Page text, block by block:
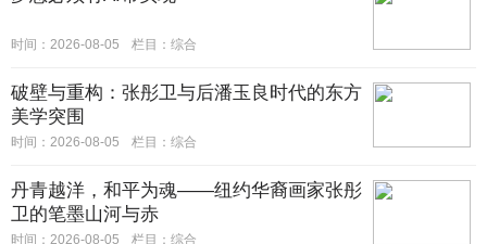
时间：2026-08-05 栏目： 综合
破壁与重构：张彤卫与后潘玉良时代的东方
美学突围
时间：2026-08-05 栏目： 综合
丹青越洋，和平为魂——纽约华裔画家张彤
卫的笔墨山河与赤
时间：2026-08-05 栏目： 综合